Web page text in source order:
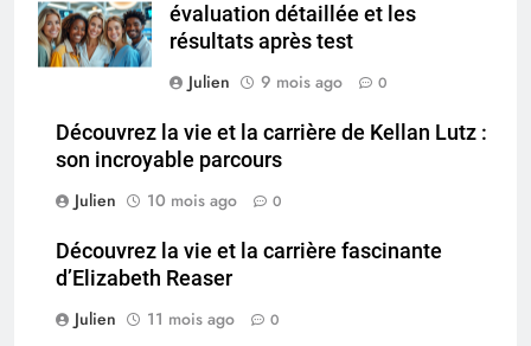
évaluation détaillée et les
résultats après test
Julien
9 mois ago 0
Découvrez la vie et la carrière de Kellan Lutz :
son incroyable parcours
Julien
10 mois ago 0
Découvrez la vie et la carrière fascinante
d’Elizabeth Reaser
Julien
11 mois ago 0